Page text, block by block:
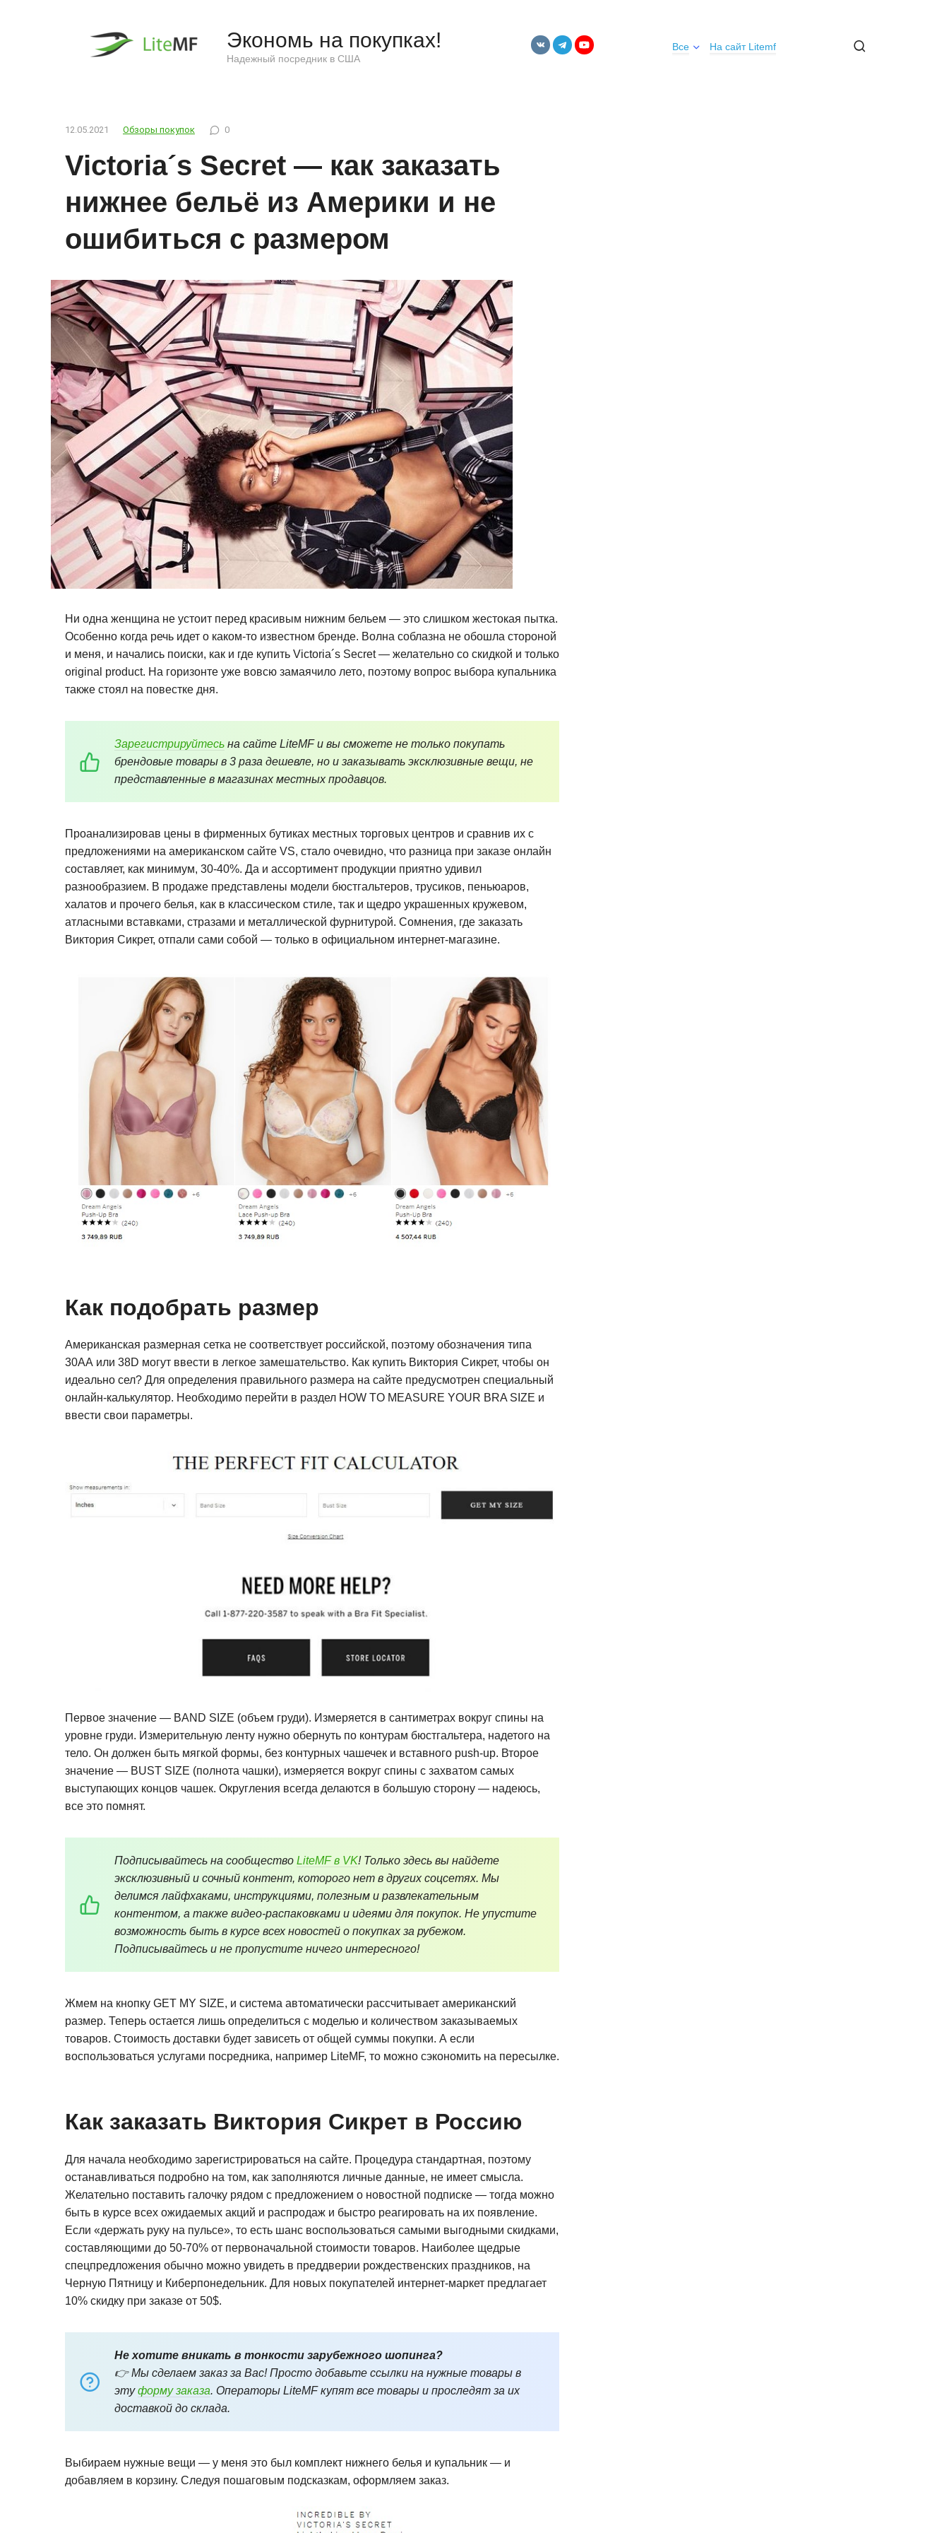
Экономь на покупках!
Надежный посредник в США
Все На сайт Litemf
12.05.2021 Обзоры покупок 0
Victoria´s Secret — как заказать
нижнее бельё из Америки и не
ошибиться с размером
Ни одна женщина не устоит перед красивым нижним бельем — это слишком жестокая пытка.
Особенно когда речь идет о каком-то известном бренде. Волна соблазна не обошла стороной
и меня, и начались поиски, как и где купить Victoria´s Secret — желательно со скидкой и только
original product. На горизонте уже вовсю замаячило лето, поэтому вопрос выбора купальника
также стоял на повестке дня.
Зарегистрируйтесь на сайте LiteMF и вы сможете не только покупать
брендовые товары в 3 раза дешевле, но и заказывать эксклюзивные вещи, не
представленные в магазинах местных продавцов.
Проанализировав цены в фирменных бутиках местных торговых центров и сравнив их с
предложениями на американском сайте VS, стало очевидно, что разница при заказе онлайн
составляет, как минимум, 30-40%. Да и ассортимент продукции приятно удивил
разнообразием. В продаже представлены модели бюстгальтеров, трусиков, пеньюаров,
халатов и прочего белья, как в классическом стиле, так и щедро украшенных кружевом,
атласными вставками, стразами и металлической фурнитурой. Сомнения, где заказать
Виктория Сикрет, отпали сами собой — только в официальном интернет-магазине.
Как подобрать размер
Американская размерная сетка не соответствует российской, поэтому обозначения типа
30АА или 38D могут ввести в легкое замешательство. Как купить Виктория Сикрет, чтобы он
идеально сел? Для определения правильного размера на сайте предусмотрен специальный
онлайн-калькулятор. Необходимо перейти в раздел HOW TO MEASURE YOUR BRA SIZE и
ввести свои параметры.
Первое значение — BAND SIZE (объем груди). Измеряется в сантиметрах вокруг спины на
уровне груди. Измерительную ленту нужно обернуть по контурам бюстгальтера, надетого на
тело. Он должен быть мягкой формы, без контурных чашечек и вставного push-up. Второе
значение — BUST SIZE (полнота чашки), измеряется вокруг спины с захватом самых
выступающих концов чашек. Округления всегда делаются в большую сторону — надеюсь,
все это помнят.
Подписывайтесь на сообщество LiteMF в VK! Только здесь вы найдете
эксклюзивный и сочный контент, которого нет в других соцсетях. Мы
делимся лайфхаками, инструкциями, полезным и развлекательным
контентом, а также видео-распаковками и идеями для покупок. Не упустите
возможность быть в курсе всех новостей о покупках за рубежом.
Подписывайтесь и не пропустите ничего интересного!
Жмем на кнопку GET MY SIZE, и система автоматически рассчитывает американский
размер. Теперь остается лишь определиться с моделью и количеством заказываемых
товаров. Стоимость доставки будет зависеть от общей суммы покупки. А если
воспользоваться услугами посредника, например LiteMF, то можно сэкономить на пересылке.
Как заказать Виктория Сикрет в Россию
Для начала необходимо зарегистрироваться на сайте. Процедура стандартная, поэтому
останавливаться подробно на том, как заполняются личные данные, не имеет смысла.
Желательно поставить галочку рядом с предложением о новостной подписке — тогда можно
быть в курсе всех ожидаемых акций и распродаж и быстро реагировать на их появление.
Если «держать руку на пульсе», то есть шанс воспользоваться самыми выгодными скидками,
составляющими до 50-70% от первоначальной стоимости товаров. Наиболее щедрые
спецпредложения обычно можно увидеть в преддверии рождественских праздников, на
Черную Пятницу и Киберпонедельник. Для новых покупателей интернет-маркет предлагает
10% скидку при заказе от 50$.
Не хотите вникать в тонкости зарубежного шопинга?
👉 Мы сделаем заказ за Вас! Просто добавьте ссылки на нужные товары в
этуформу заказа. Операторы LiteMF купят все товары и проследят за их
доставкой до склада.
Выбираем нужные вещи — у меня это был комплект нижнего белья и купальник — и
добавляем в корзину. Следуя пошаговым подсказкам, оформляем заказ.